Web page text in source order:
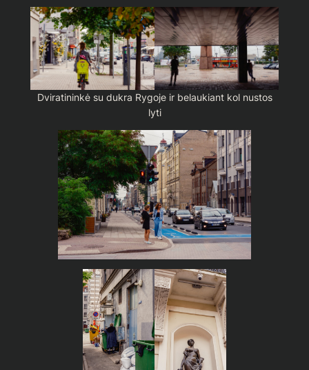
Dviratininkė su dukra Rygoje ir belaukiant kol nustos
lyti